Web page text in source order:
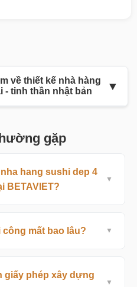
về thiết kế nhà hàng
- tinh thần nhật bản
▼
Đẹp 4 Tầng
sâu từ BETAVIET
nghiệm đã phát triển quy
nội thất Phong Cách
Bản và Bắc Âu là lựa
mẫu thiết kế
gặp
hang sushi dep 4
BETAVIET?
mất bao lâu?
giấy phép xây dựng